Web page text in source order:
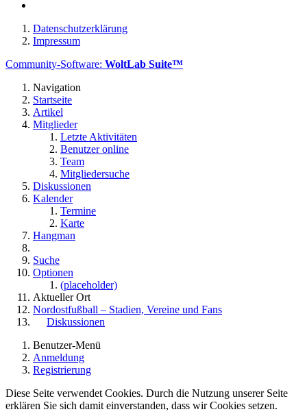
Datenschutzerklärung
Impressum
Community-Software: WoltLab Suite™
Navigation
Startseite
Artikel
Mitglieder
Letzte Aktivitäten
Benutzer online
Team
Mitgliedersuche
Diskussionen
Kalender
Termine
Karte
Hangman
Suche
Optionen
(placeholder)
Aktueller Ort
Nordostfußball – Stadien, Vereine und Fans
Diskussionen
Benutzer-Menü
Anmeldung
Registrierung
Diese Seite verwendet Cookies. Durch die Nutzung unserer Seite
erklären Sie sich damit einverstanden, dass wir Cookies setzen.